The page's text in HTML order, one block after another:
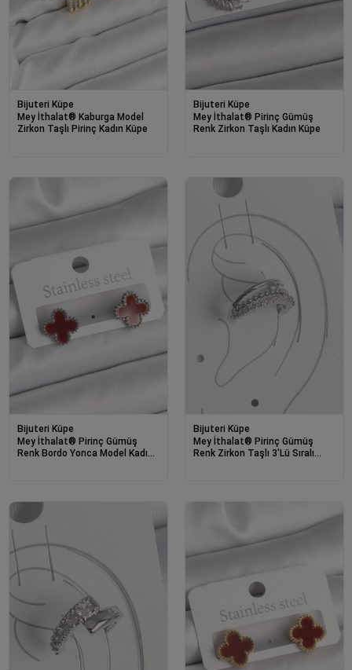
Bijuteri Küpe
Mey İthalat® Kaburga Model
Zirkon Taşlı Pirinç Kadın Küpe
Bijuteri Küpe
Mey İthalat® Pirinç Gümüş
Renk Zirkon Taşlı Kadın Küpe
Bijuteri Küpe
Mey İthalat® Pirinç Gümüş
Renk Bordo Yonca Model Kadın
Bijuteri Küpe
Mey İthalat® Pirinç Gümüş
Renk Zirkon Taşlı 3'Lü Sıralı